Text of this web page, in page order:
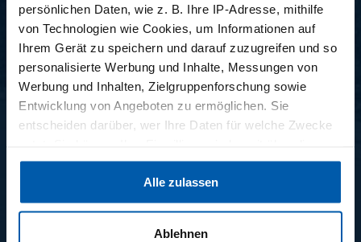
persönlichen Daten, wie z. B. Ihre IP-Adresse, mithilfe
von Technologien wie Cookies, um Informationen auf
Ihrem Gerät zu speichern und darauf zuzugreifen und so
personalisierte Werbung und Inhalte, Messungen von
Werbung und Inhalten, Zielgruppenforschung sowie
Entwicklung von Angeboten zu ermöglichen. Sie
entscheiden darüber, wer Ihre Daten für welche Zwecke
Cookie-Erklärung oder durch Klicken auf das Privacy
Trigger Symbol ändern oder widerrufen
Alle zulassen
Ablehnen
15 - STAFF-TALK 14 - STÜBI
BUNDESLIGA SAISON 2025/2026